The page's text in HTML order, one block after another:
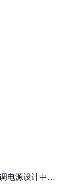
电源设计中的